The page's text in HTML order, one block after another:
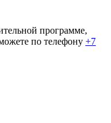
программе,
по телефону +7